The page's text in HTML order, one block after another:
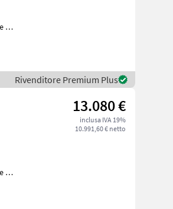
Rivenditore Premium Plus
13.080 €
inclusa IVA 19%
10.991,60 € netto